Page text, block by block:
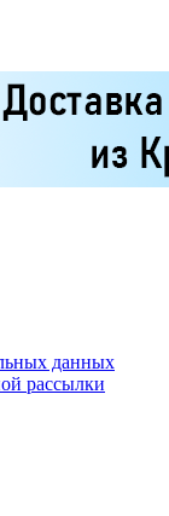
данных
рассылки